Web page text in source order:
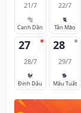
21/7
🐅
Canh Dần
22/7
🐈
Tân Mão
27
28/7
🐓
Đinh Dậu
28
29/7
🐕
Mậu Tuất